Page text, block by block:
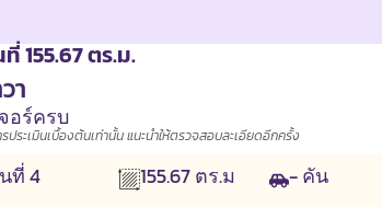
155.67 ตร.ม.
า
อร์ครบ
ระเมินเบื้องต้นเท่านั้น แนะนำให้ตรวจสอบละเอียดอีกครั้ง
ที่4 155.67ตร.ม - คัน